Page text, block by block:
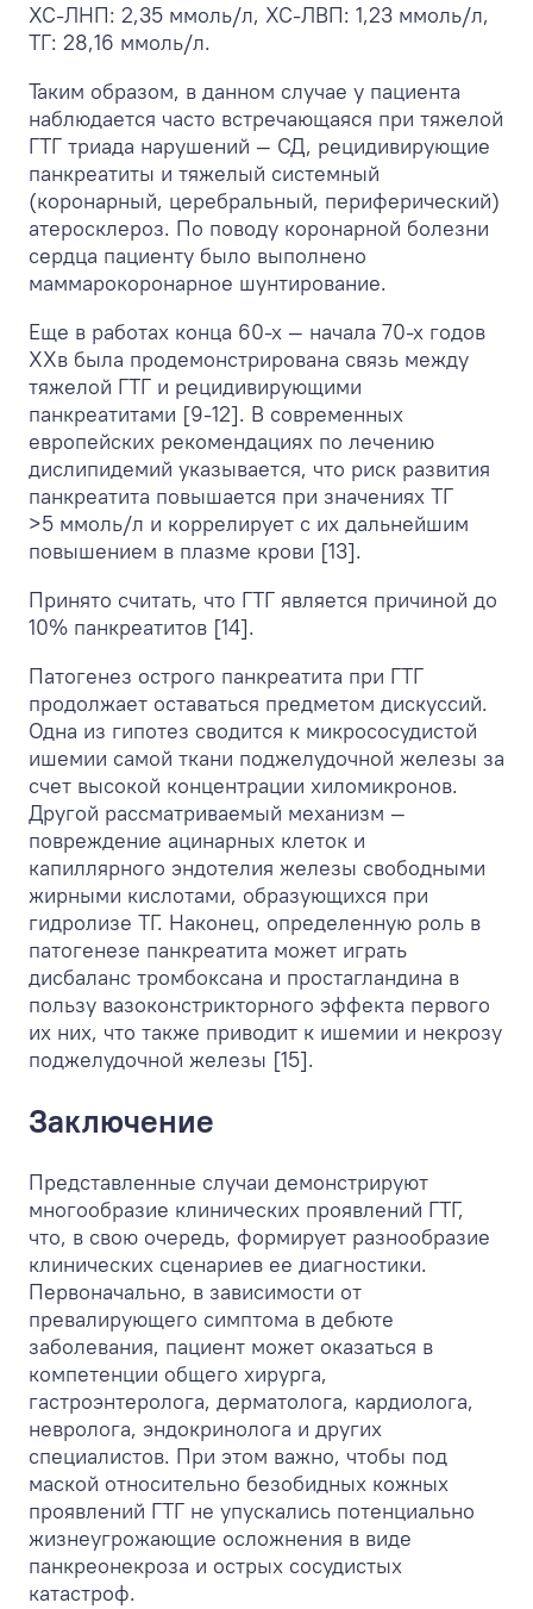
ХС-ЛНП: 2,35 ммоль/л, ХС-ЛВП: 1,23 ммоль/л,
ТГ: 28,16 ммоль/л.
Таким образом, в данном случае у пациента
наблюдается часто встречающаяся при тяжелой
ГТГ триада нарушений — СД, рецидивирующие
панкреатиты и тяжелый системный
(коронарный, церебральный, периферический)
атеросклероз. По поводу коронарной болезни
сердца пациенту было выполнено
маммарокоронарное шунтирование.
Еще в работах конца 60-х — начала 70-х годов
ХХв была продемонстрирована связь между
тяжелой ГТГ и рецидивирующими
панкреатитами [9-12]. В современных
европейских рекомендациях по лечению
дислипидемий указывается, что риск развития
панкреатита повышается при значениях ТГ
>5 ммоль/л и коррелирует с их дальнейшим
повышением в плазме крови [13].
Принято считать, что ГТГ является причиной до
10% панкреатитов [14].
Патогенез острого панкреатита при ГТГ
продолжает оставаться предметом дискуссий.
Одна из гипотез сводится к микрососудистой
ишемии самой ткани поджелудочной железы за
счет высокой концентрации хиломикронов.
Другой рассматриваемый механизм —
повреждение ацинарных клеток и
капиллярного эндотелия железы свободными
жирными кислотами, образующихся при
гидролизе ТГ. Наконец, определенную роль в
патогенезе панкреатита может играть
дисбаланс тромбоксана и простагландина в
пользу вазоконстрикторного эффекта первого
их них, что также приводит к ишемии и некрозу
поджелудочной железы [15].
Заключение
Представленные случаи демонстрируют
многообразие клинических проявлений ГТГ,
что, в свою очередь, формирует разнообразие
клинических сценариев ее диагностики.
Первоначально, в зависимости от
превалирующего симптома в дебюте
заболевания, пациент может оказаться в
компетенции общего хирурга,
гастроэнтеролога, дерматолога, кардиолога,
невролога, эндокринолога и других
специалистов. При этом важно, чтобы под
маской относительно безобидных кожных
проявлений ГТГ не упускались потенциально
жизнеугрожающие осложнения в виде
панкреонекроза и острых сосудистых
катастроф.